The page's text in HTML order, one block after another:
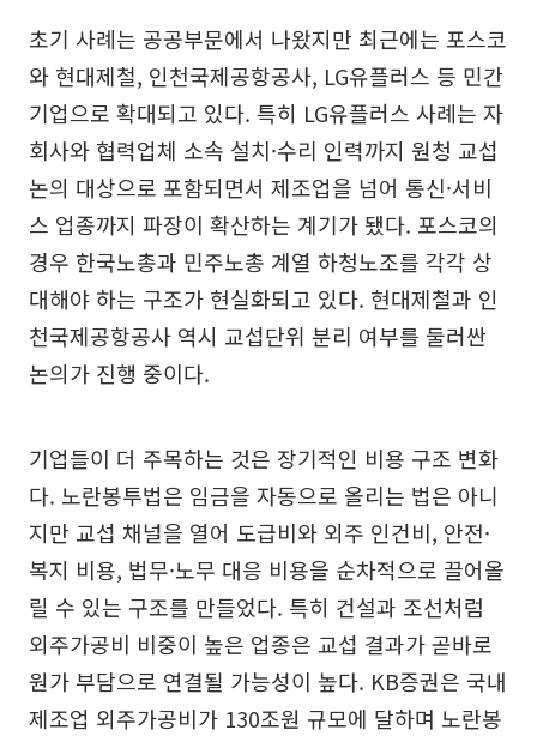
초기 사례는 공공부문에서 나왔지만 최근에는 포스코
와 현대제철, 인천국제공항공사, LG유플러스 등 민간
기업으로 확대되고 있다. 특히 LG유플러스 사례는 자
회사와 협력업체 소속 설치·수리 인력까지 원청 교섭
논의 대상으로 포함되면서 제조업을 넘어 통신·서비
스 업종까지 파장이 확산하는 계기가 됐다. 포스코의
경우 한국노총과 민주노총 계열 하청노조를 각각 상
대해야 하는 구조가 현실화되고 있다. 현대제철과 인
천국제공항공사 역시 교섭단위 분리 여부를 둘러싼
논의가 진행 중이다.
기업들이 더 주목하는 것은 장기적인 비용 구조 변화
다. 노란봉투법은 임금을 자동으로 올리는 법은 아니
지만 교섭 채널을 열어 도급비와 외주 인건비, 안전·
복지 비용, 법무·노무 대응 비용을 순차적으로 끌어올
릴 수 있는 구조를 만들었다. 특히 건설과 조선처럼
외주가공비 비중이 높은 업종은 교섭 결과가 곧바로
원가 부담으로 연결될 가능성이 높다. KB증권은 국내
제조업 외주가공비가 130조원 규모에 달하며 노란봉